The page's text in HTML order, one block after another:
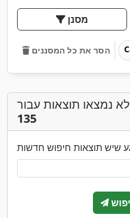
מסנן
הסר את כל המסננים
135